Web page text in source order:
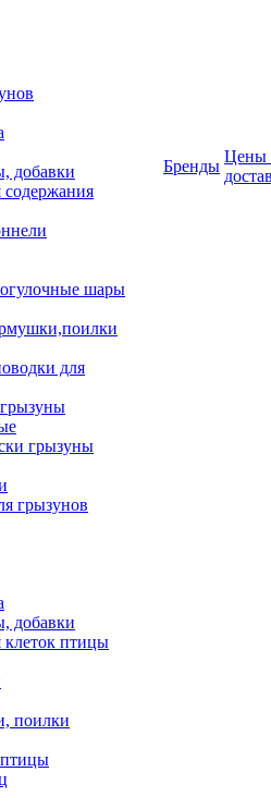
добавки
содержания
шары
для
грызуны
грызунов
добавки
клеток птицы
поилки
птицы
Бренды
Цены